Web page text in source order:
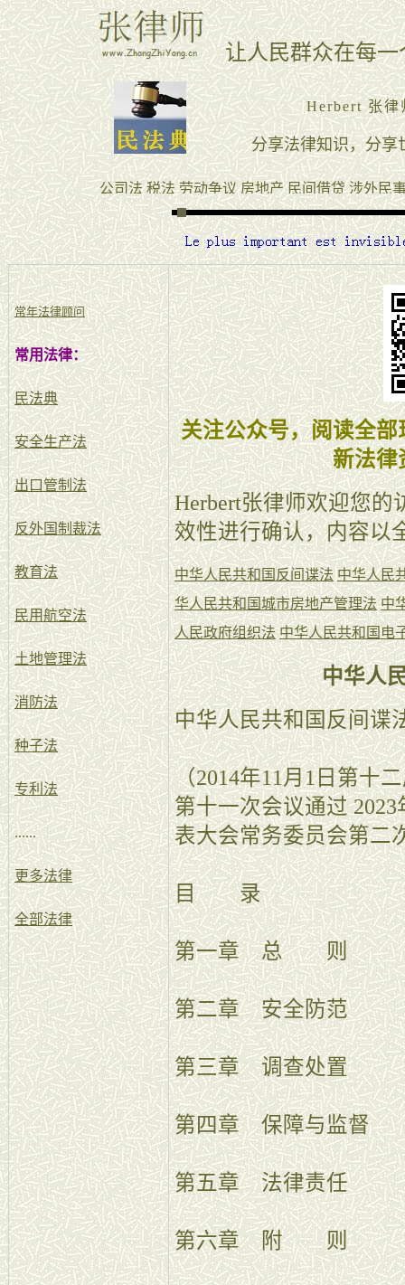
常年法律顾问
常用法律：
民法典
安全生产法
出口管制法
反外国制裁法
教育法
民用航空法
土地管理法
消防法
种子法
专利法
......
更多法律
全部法律
关注公众号，阅读全
新法律
Herbert张律师欢迎您
效性进行确认，内容以
中华人民共和国反间谍法 中华人民
华人民共和国城市房地产管理法 中
人民政府组织法 中华人民共和国电
中华人
中华人民共和国反间谍
（2014年11月1日第十
第十一次会议通过
表大会常务委员会第二
目 录
第一章 总 则
第二章 安全防范
第三章 调查处置
第四章 保障与监督
第五章 法律责任
第六章 附 则